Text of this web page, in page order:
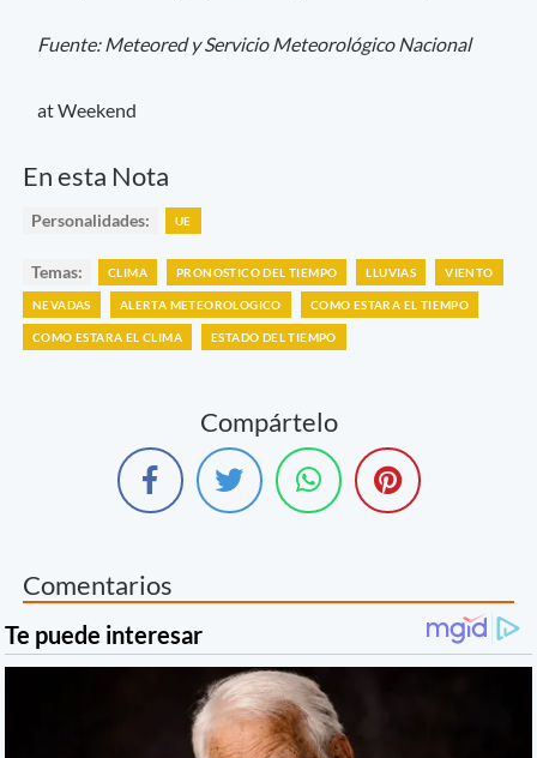
Fuente: Meteored y Servicio Meteorológico Nacional
at Weekend
En esta Nota
Personalidades: UE
Temas: CLIMA PRONOSTICO DEL TIEMPO LLUVIAS VIENTO
NEVADAS ALERTA METEOROLOGICO COMO ESTARA EL TIEMPO
COMO ESTARA EL CLIMA ESTADO DEL TIEMPO
Compártelo
Comentarios